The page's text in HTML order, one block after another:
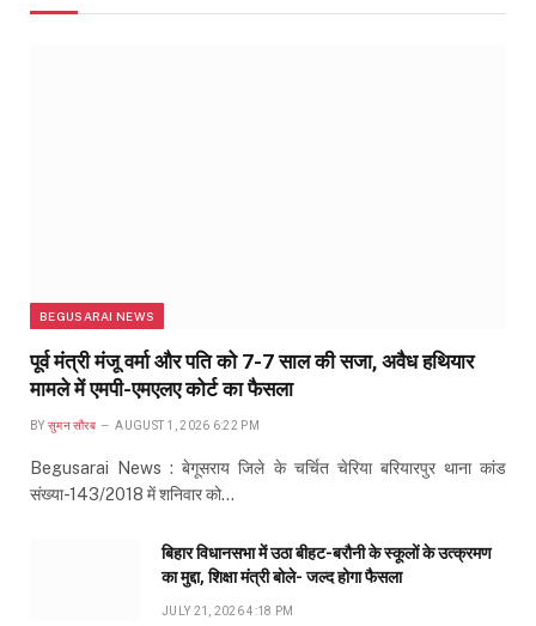
BEGUSARAI NEWS
पूर्व मंत्री मंजू वर्मा और पति को 7-7 साल की सजा, अवैध हथियार
मामले में एमपी-एमएलए कोर्ट का फैसला
BY सुमन सौरब AUGUST 1, 2026 6:22 PM
Begusarai News : बेगूसराय जिले के चर्चित चेरिया बरियारपुर थाना कांड
संख्या-143/2018 में शनिवार को…
बिहार विधानसभा में उठा बीहट-बरौनी के स्कूलों के उत्क्रमण
का मुद्दा, शिक्षा मंत्री बोले- जल्द होगा फैसला
JULY 21, 2026 4:18 PM